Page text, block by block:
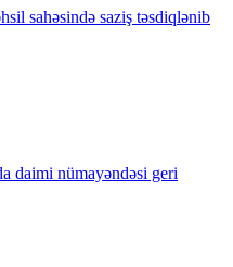
sahəsində saziş təsdiqlənib
daimi nümayəndəsi geri